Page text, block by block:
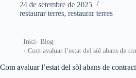
24 de setembre de 2025
restaurar terres, restaurar terres
Inici
Blog
Com avaluar l’estat del sòl abans de
Com avaluar l’estat del sòl abans de